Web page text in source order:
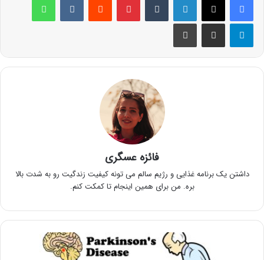
تلگرام اشتراک گذاری از طریق ایمیل چاپ
فائزه عسگری
داشتن یک برنامه غذایی و رژیم سالم می تونه کیفیت زندگیت رو به شدت بالا
بره. من برای همین اینجام تا کمکت کنم.